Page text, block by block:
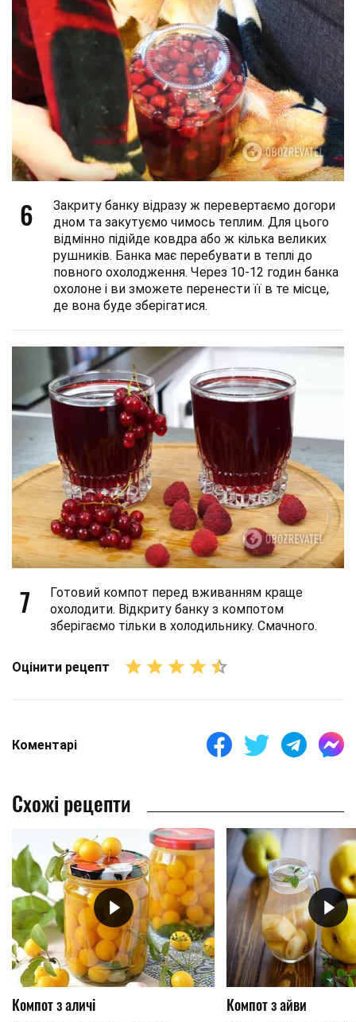
6
Закриту банку відразу ж перевертаємо догори
дном та закутуємо чимось теплим. Для цього
відмінно підійде ковдра або ж кілька великих
рушників. Банка має перебувати в теплі до
повного охолодження. Через 10-12 годин банка
охолоне і ви зможете перенести її в те місце,
де вона буде зберігатися.
7
Готовий компот перед вживанням краще
охолодити. Відкриту банку з компотом
зберігаємо тільки в холодильнику. Смачного.
Оцінити рецепт
Коментарі
Схожі рецепти
Компот з аличі Компот з айви